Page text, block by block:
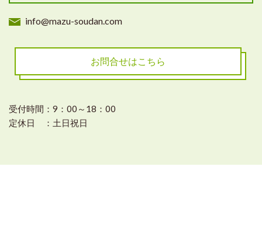
info@mazu-soudan.com
お問合せはこちら
受付時間：9：00～18：00
定休日 ：土日祝日